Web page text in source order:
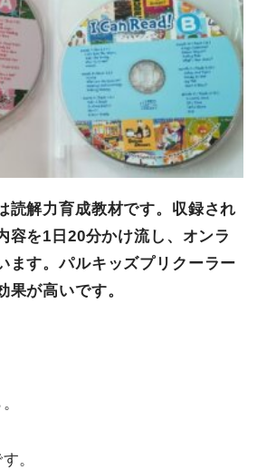
読解力育成教材です。収録され
容を1日20分かけ流し、オンラ
ます。パルキッズプリクーラー
果が高いです。
。